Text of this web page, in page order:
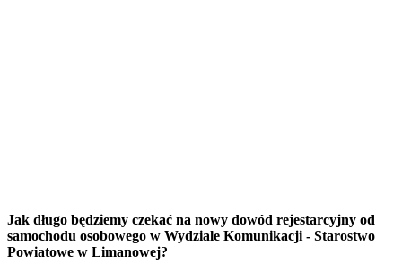
Jak długo będziemy czekać na nowy dowód rejestarcyjny od
samochodu osobowego w Wydziale Komunikacji - Starostwo
Powiatowe w Limanowej?